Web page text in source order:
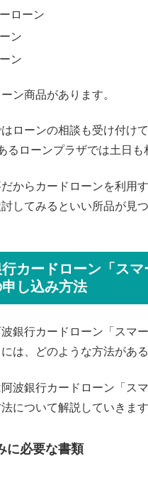
ローン
ン
ン
ン商品があります。
ローンの相談も受け付け
るローンプラザでは土日も
からカードローンを利用
してみるといい所品が見
行カードローン「スマ
申し込み方法
銀行カードローン「スマ
は、どのような方法があ
波銀行カードローン「ス
について解説していきます
に必要な書類